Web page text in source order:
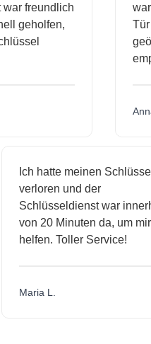
war freundlich
geholfen,
Ich hatte meinen Schlüssel
verloren und der
Schlüsseldienst war
von 20 Minuten da, um mir
helfen. Toller Service!
Maria L.